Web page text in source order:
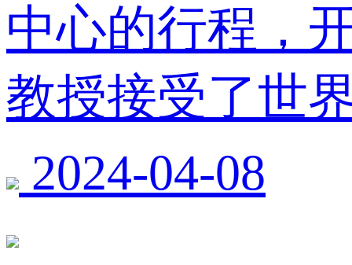
中心的行程，
教授接受了世
2024-04-08